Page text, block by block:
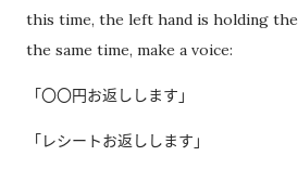
this time, the left hand is holding
the same time, make a voice:
「〇〇円お返しします」
「レシートお返しします」